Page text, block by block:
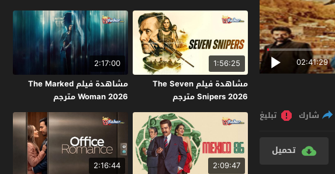
02:41:29
شارك تبليغ
تحميل
1:56:25
مشاهدة فيلم The Seven
Snipers 2026 مترجم
2:17:00
مشاهدة فيلم The Marked
Woman 2026 مترجم
2:09:47
2:16:44